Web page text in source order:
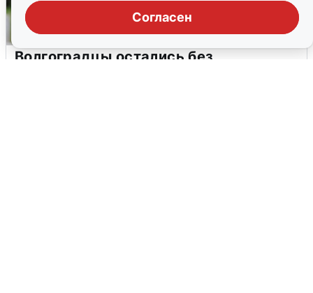
Согласен
Волгоградцы остались без